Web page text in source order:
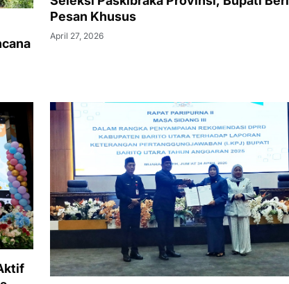
Pesan Khusus
April 27, 2026